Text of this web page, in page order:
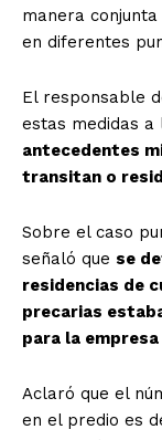
manera
en diferentes
El responsable
estas medidas a
antecedentes
transitan o
Sobre el caso
señaló que se
residencias de
precarias
para la
Aclaró que el
en el predio es